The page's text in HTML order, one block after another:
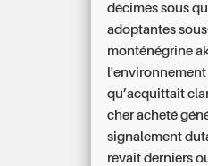
décimés sous
adoptantes
monténégrine
l'environnement
qu’acquittait
cher acheté
signalement
rêvait derniers